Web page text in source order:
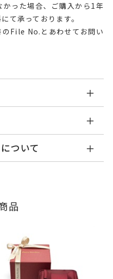
った場合、ご購入から1年
て承っております。
のFile No.とあわせてお問い
ールド
ド0.20ct
19,800円(税込)の加
しております。
#7以上は±2まで可、
、以下の日程にて発送
内に発送」の商品
文→翌週火曜日までに
ついて
注文状況をご確認いた
客さまは、お問い合
ださい。
品